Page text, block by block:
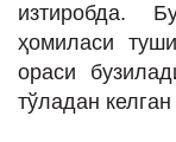
СПОРТ
ТЕХНОЛОГИЯ
изтиробда.
ҳомиласи
ораси
тўладан